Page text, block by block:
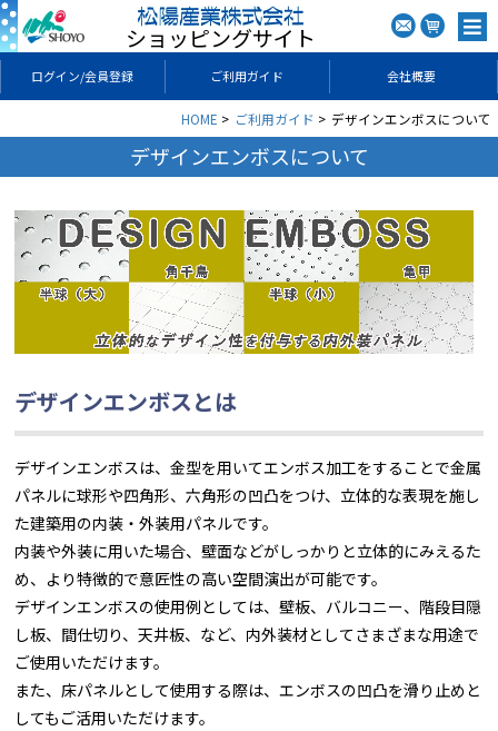
ショッピングサイト
ログイン/会員登録 ご利用ガイド 会社概要
HOME ご利用ガイド デザインエンボスについて
デザインエンボスについて
デザインエンボスとは
デザインエンボスは、金型を用いてエンボス加工をすることで金属
パネルに球形や四角形、六角形の凹凸をつけ、立体的な表現を施し
た建築用の内装・外装用パネルです。
内装や外装に用いた場合、壁面などがしっかりと立体的にみえるた
め、より特徴的で意匠性の高い空間演出が可能です。
デザインエンボスの使用例としては、壁板、バルコニー、階段目隠
し板、間仕切り、天井板、など、内外装材としてさまざまな用途で
ご使用いただけます。
また、床パネルとして使用する際は、エンボスの凹凸を滑り止めと
してもご活用いただけます。